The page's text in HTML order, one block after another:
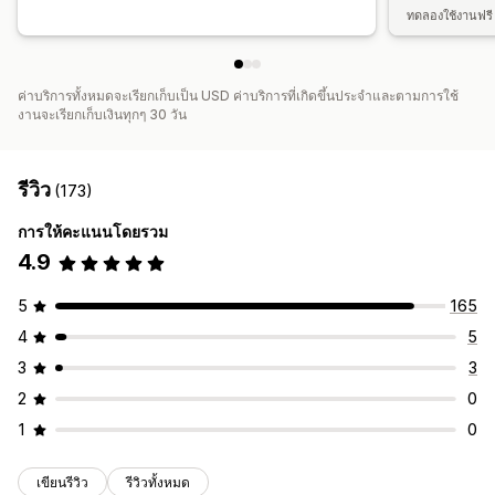
ทดลองใช้งานฟ
ค่าบริการทั้งหมดจะเรียกเก็บเป็น USD ค่าบริการที่เกิดขึ้นประจำและตามการใช้
งานจะเรียกเก็บเงินทุกๆ 30 วัน
รีวิว (173)
การให้คะแนนโดยรวม
4.9
5
165
4
5
3
3
2
0
1
0
เขียนรีวิว รีวิวทั้งหมด